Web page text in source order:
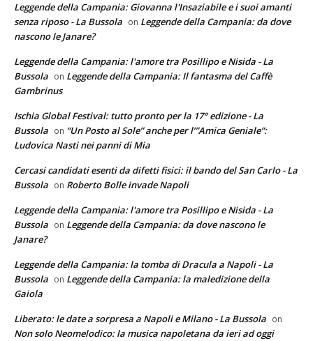
Leggende della Campania: Giovanna l'Insaziabile e i suoi amanti
senza riposo - La Bussola on Leggende della Campania: da dove
nascono le Janare?
Leggende della Campania: l'amore tra Posillipo e Nisida - La
Bussola on Leggende della Campania: Il fantasma del Caffè
Gambrinus
Ischia Global Festival: tutto pronto per la 17° edizione - La
Bussola on “Un Posto al Sole” anche per l’”Amica Geniale”:
Ludovica Nasti nei panni di Mia
Cercasi candidati esenti da difetti fisici: il bando del San Carlo - La
Bussola on Roberto Bolle invade Napoli
Leggende della Campania: l'amore tra Posillipo e Nisida - La
Bussola on Leggende della Campania: da dove nascono le
Janare?
Leggende della Campania: la tomba di Dracula a Napoli - La
Bussola on Leggende della Campania: la maledizione della
Gaiola
Liberato: le date a sorpresa a Napoli e Milano - La Bussola on
Non solo Neomelodico: la musica napoletana da ieri ad oggi